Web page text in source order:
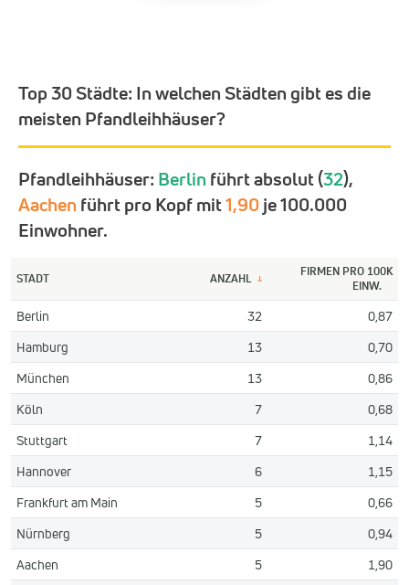
Top 30 Städte: In welchen Städten gibt es die
meisten Pfandleihhäuser?
Pfandleihhäuser: Berlin führt absolut (32),
Aachen führt pro Kopf mit1,90 je 100.000
Einwohner.
STADT ANZAHL ↓
FIRMEN PRO 100K
EINW.
Berlin 32
0,87
Hamburg
13
0,70
München
13
0,86
Köln
7
0,68
Stuttgart
7
1,14
Hannover
6
1,15
Frankfurt am Main
5
0,66
Nürnberg
5
0,94
Aachen
5
1,90